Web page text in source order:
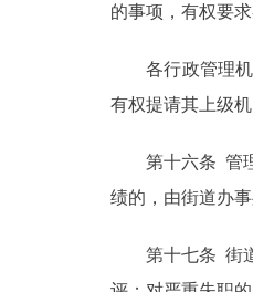
的事项，有权要
各行政管理机
有权提请其上级
第十六条 管理
绩的，由街道办
第十七条 街道